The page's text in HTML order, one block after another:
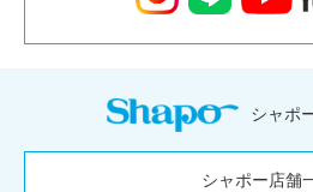
シャポ
シャポー店舗